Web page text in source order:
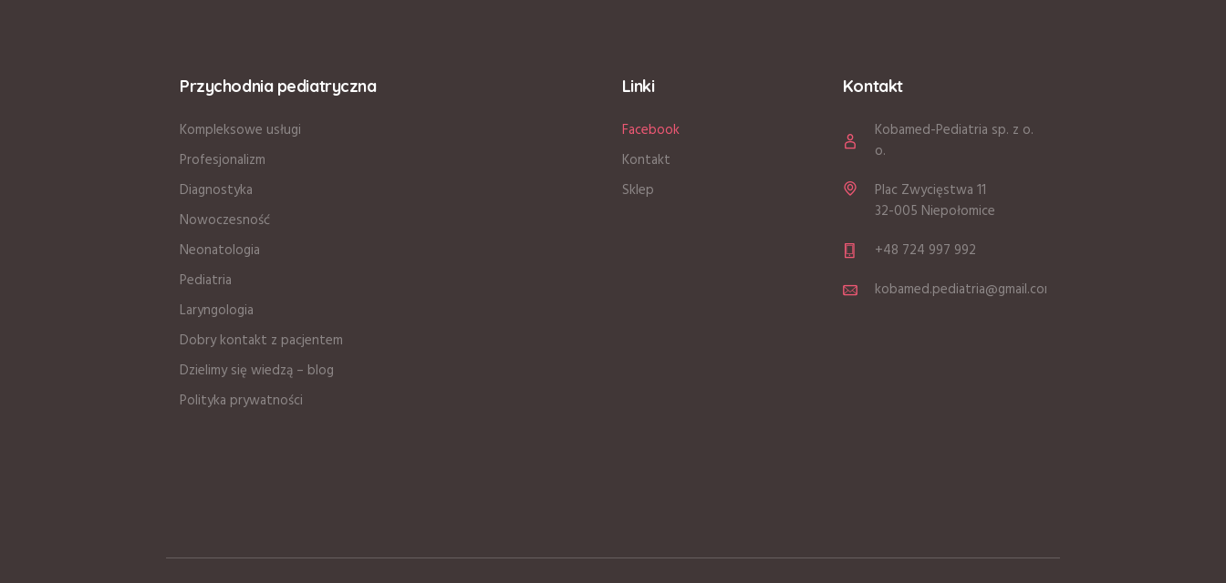
Przychodnia pediatryczna
Kompleksowe usługi
Profesjonalizm
Diagnostyka
Nowoczesność
Neonatologia
Pediatria
Laryngologia
Dobry kontakt z pacjentem
Dzielimy się wiedzą – blog
Polityka prywatności
Linki
Facebook
Kontakt
Sklep
Kontakt
Kobamed-Pediatria sp. z o.
o.
Plac Zwycięstwa 11
32-005 Niepołomice
+48 724 997 992
kobamed.pediatria@gmail.com